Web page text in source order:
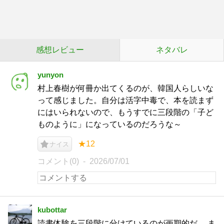
感想レビュー ネタバレ
yunyon
村上春樹が何冊か出てくるのが、韓国人らしいな
って感じました。自分は活字中毒で、本を読まず
にはいられないので、もうすでに三段階の「子ど
ものように」になっているのだろうな～
ナイス ★12
コメント(0) 2026/07/01
kubottar